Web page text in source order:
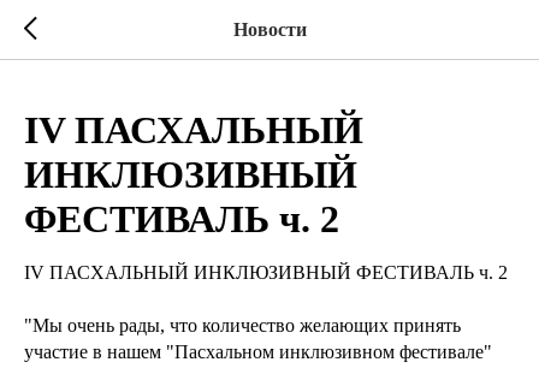
Новости
IV ПАСХАЛЬНЫЙ
ИНКЛЮЗИВНЫЙ
ФЕСТИВАЛЬ ч. 2
IV ПАСХАЛЬНЫЙ ИНКЛЮЗИВНЫЙ ФЕСТИВАЛЬ ч. 2
"Мы очень рады, что количество желающих принять
участие в нашем "Пасхальном инклюзивном фестивале"